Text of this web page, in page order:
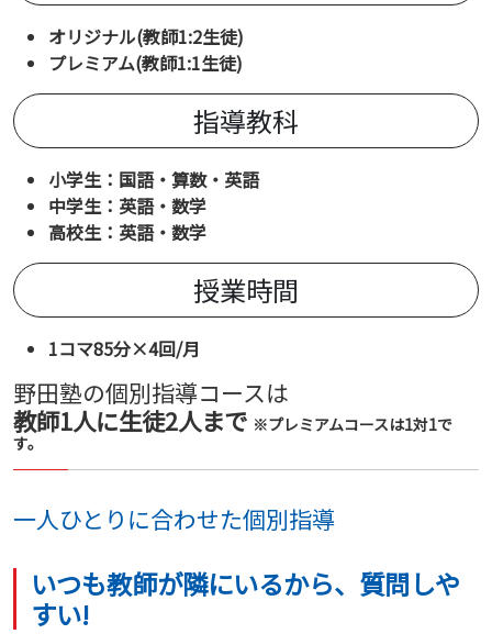
オリジナル(教師1:2生徒)
プレミアム(教師1:1生徒)
指導教科
小学生：国語・算数・英語
中学生：英語・数学
高校生：英語・数学
授業時間
1コマ85分×4回/月
野田塾の個別指導コースは
教師1人に生徒2人まで ※プレミアムコースは1対1で
す。
一人ひとりに合わせた個別指導
いつも教師が隣にいるから、質問しや
すい!